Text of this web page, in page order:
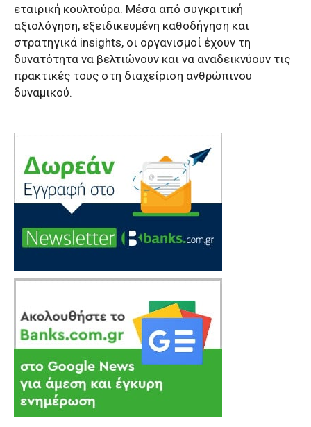
εταιρική κουλτούρα. Μέσα από συγκριτική
αξιολόγηση, εξειδικευμένη καθοδήγηση και
στρατηγικά insights, οι οργανισμοί έχουν τη
δυνατότητα να βελτιώνουν και να αναδεικνύουν τις
πρακτικές τους στη διαχείριση ανθρώπινου
δυναμικού.